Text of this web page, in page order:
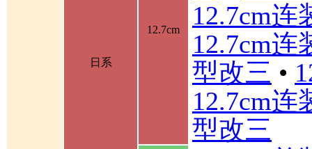
日系
12.7cm
12.7cm连
12.7cm连
型改三 •
12.7cm连
型改三